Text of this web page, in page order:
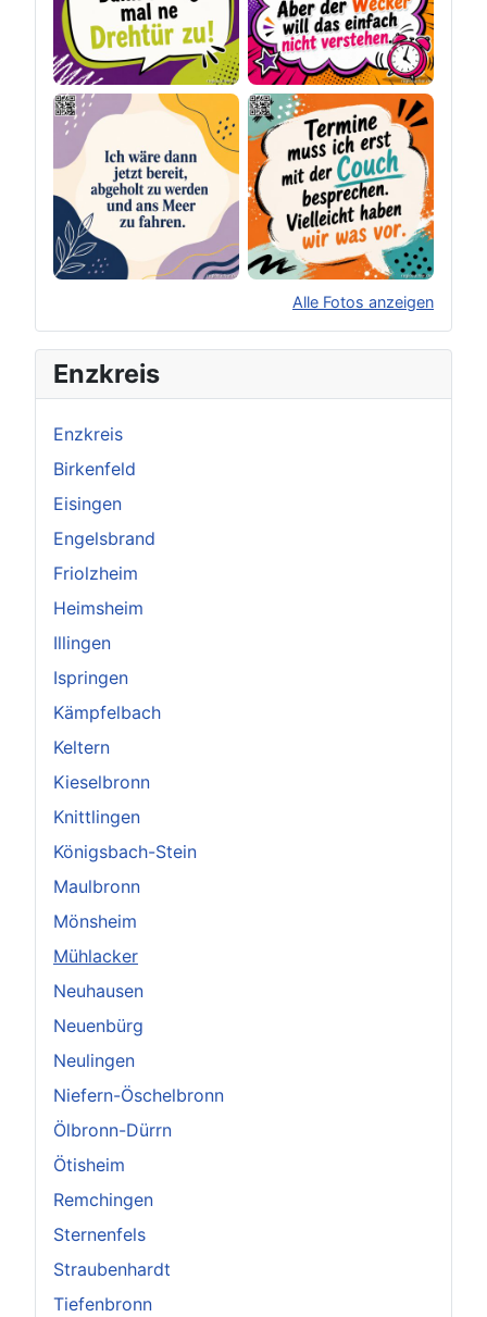
Alle Fotos anzeigen
Original herunterladen
Enzkreis
Enzkreis
Birkenfeld
Eisingen
Engelsbrand
Friolzheim
Heimsheim
Illingen
Ispringen
Kämpfelbach
Keltern
Kieselbronn
Knittlingen
Königsbach-Stein
Maulbronn
Mönsheim
Mühlacker
Neuhausen
Neuenbürg
Neulingen
Niefern-Öschelbronn
Ölbronn-Dürrn
Ötisheim
Remchingen
Sternenfels
Straubenhardt
Tiefenbronn